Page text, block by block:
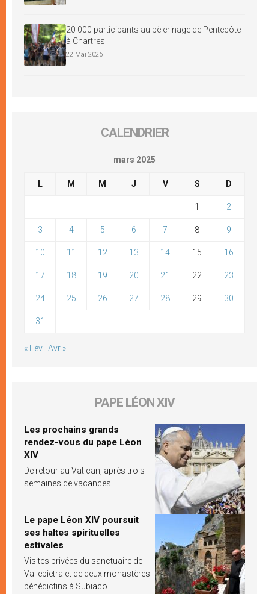
20 000 participants au pèlerinage de Pentecôte
à Chartres
22 Mai 2026
CALENDRIER
mars 2025
L M M J V S D
1 2
3 4 5 6 7 8 9
10 11 12 13 14 15 16
17 18 19 20 21 22 23
24 25 26 27 28 29 30
31
« Fév Avr »
PAPE LÉON XIV
Les prochains grands
rendez-vous du pape Léon
XIV
De retour au Vatican, après trois
semaines de vacances
Le pape Léon XIV poursuit
ses haltes spirituelles
estivales
Visites privées du sanctuaire de
Vallepietra et de deux monastères
bénédictins à Subiaco